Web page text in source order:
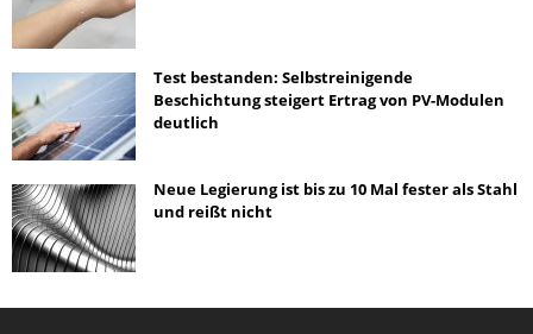
Test bestanden: Selbstreinigende
Beschichtung steigert Ertrag von PV-Modulen
deutlich
Neue Legierung ist bis zu 10 Mal fester als Stahl
und reißt nicht